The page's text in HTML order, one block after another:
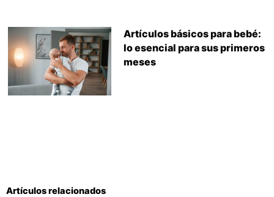
Artículos básicos para bebé:
lo esencial para sus primeros
meses
Artículos relacionados